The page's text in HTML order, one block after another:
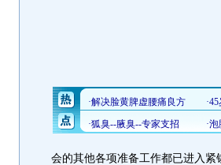
会的其他各项准备工作都已进入紧